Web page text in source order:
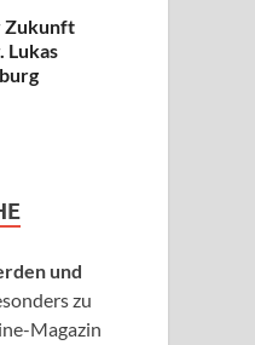
Zukunft
Lukas
und
zu
Magazin